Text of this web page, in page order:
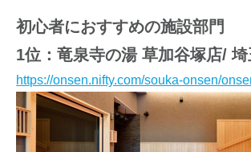
初心者におすすめの施設部門
1位：竜泉寺の湯 草加谷塚店/
https://onsen.nifty.com/souka-onsen/